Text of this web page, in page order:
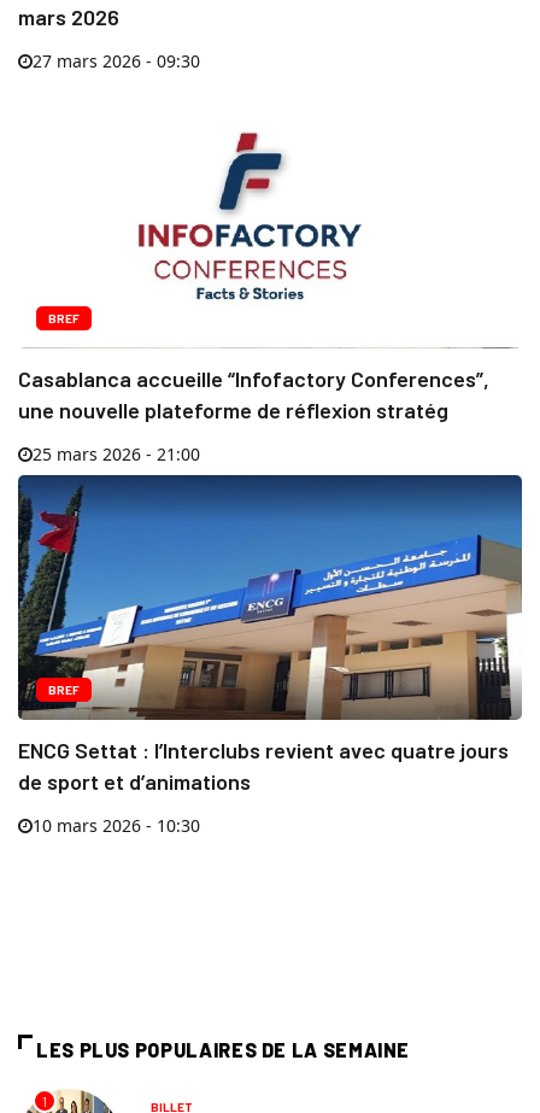
mars 2026
27 mars 2026 - 09:30
BREF
Casablanca accueille “Infofactory Conferences”,
une nouvelle plateforme de réflexion stratég
25 mars 2026 - 21:00
BREF
ENCG Settat : l’Interclubs revient avec quatre jours
de sport et d’animations
10 mars 2026 - 10:30
LES PLUS POPULAIRES DE LA SEMAINE
1 BILLET